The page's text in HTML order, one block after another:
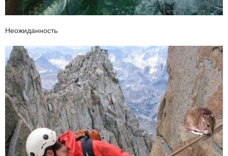
Неожиданность